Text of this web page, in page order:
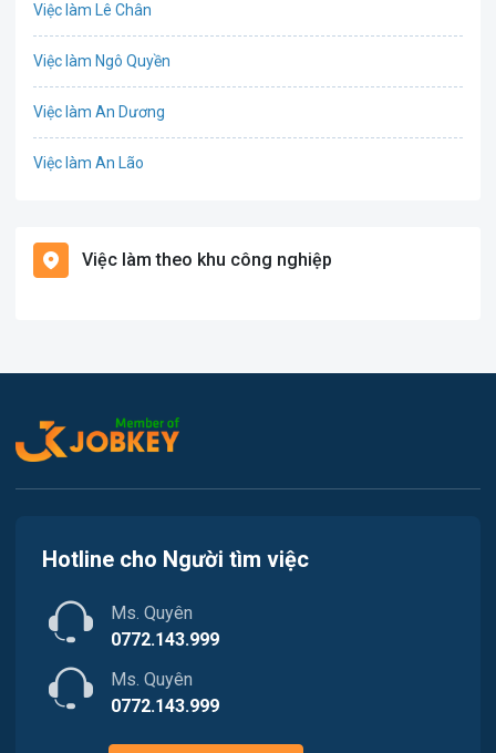
Văn Phòng
Lao Động Phổ Thông
Nhà hàng / Khách sạn
Nhân sự
Việc làm Lê Chân
Việc làm Ngô Quyền
Việc làm An Dương
Việc làm An Lão
Việc làm Cát Hải
Việc làm Tiên Lãng
Việc làm Hòa Bình
Việc làm Nam Triệu
Việc làm Bạch Đằng
Việc làm theo khu công nghiệp
Hotline cho Người tìm việc
Ms. Quyên
0772.143.999
Ms. Quyên
0772.143.999